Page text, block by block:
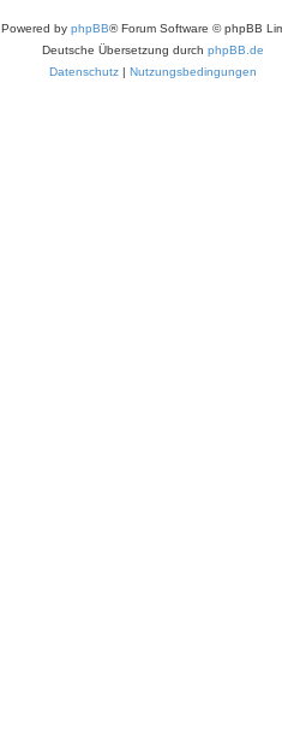
Powered by phpBB® Forum Software © phpBB
Deutsche Übersetzung durch phpBB.de
Datenschutz | Nutzungsbedingungen